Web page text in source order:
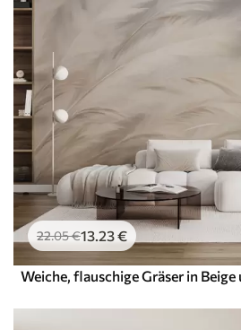
22.05€13.23€